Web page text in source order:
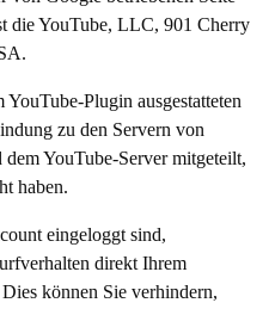
die YouTube, LLC, 901 Cherry
Plugin ausgestatteten
zu den Servern von
YouTube-Server mitgeteilt,
haben.
eingeloggt sind,
direkt Ihrem
können Sie verhindern,